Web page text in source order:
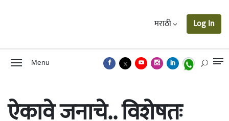
मराठी Log In
Menu
ऐकावे जनाचे.. विशेषतः